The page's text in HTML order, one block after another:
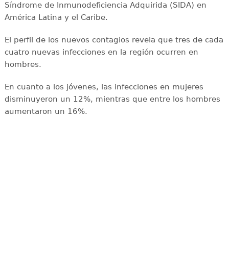
Síndrome de Inmunodeficiencia Adquirida (SIDA) en
América Latina y el Caribe.
El perfil de los nuevos contagios revela que tres de cada
cuatro nuevas infecciones en la región ocurren en
hombres.
En cuanto a los jóvenes, las infecciones en mujeres
disminuyeron un 12%, mientras que entre los hombres
aumentaron un 16%.